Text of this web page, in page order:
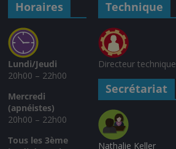
Horaires
Lundi/Jeudi
20h00 – 22h00
Mercredi
(apnéistes)
20h00 – 22h00
Tous les 3ème
Technique
Directeur technique
Secrétariat
Nathalie Keller